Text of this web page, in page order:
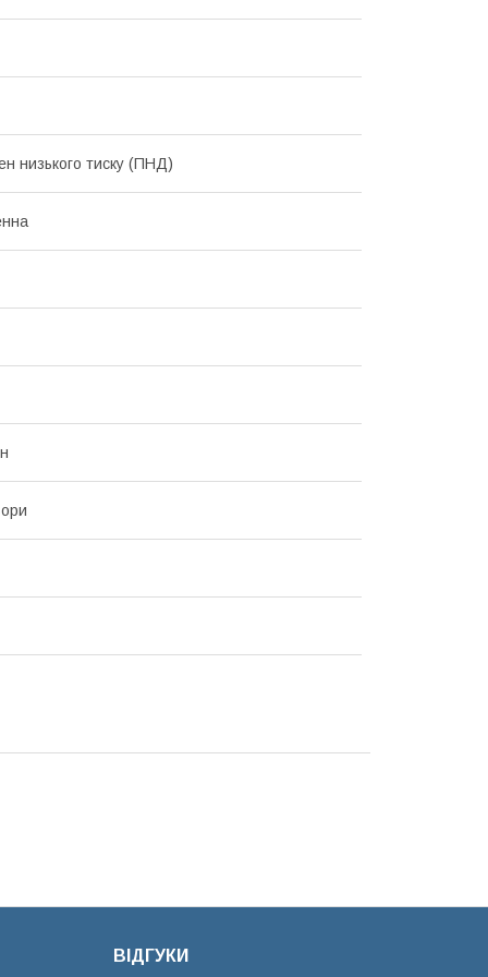
низького тиску (ПНД)
ВІДГУКИ